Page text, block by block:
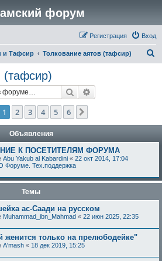
форум
Вход
Регистрация
и Тафсир Толкование аятов (тафсир)
(тафсир)
Поиск
1 2 3 4 5 6
Объявления
К ПОСЕТИТЕЛЯМ ФОРУМА
Abu Yakub al Kabardini « 22 окт 2014, 17:04
Форуме. Тех.поддержка
Темы
ас-Саади на русском
Muhammad_ibn_Mahmad « 22 июн 2025, 22:35
женится только на прелюбодейке"
A'mash « 18 дек 2019, 15:25